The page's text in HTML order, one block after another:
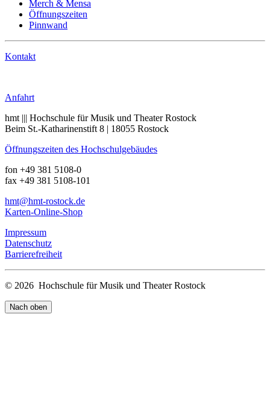
Merch & Mensa
Öffnungszeiten
Pinnwand
Kontakt
Anfahrt
hmt ||| Hochschule für Musik und Theater Rostock
Beim St.-Katharinenstift 8 | 18055 Rostock
Öffnungszeiten des Hochschulgebäudes
fon +49 381 5108-0
fax +49 381 5108-101
hmt@hmt-rostock.de
Karten-Online-Shop
Impressum
Datenschutz
Barrierefreiheit
© 2026 Hochschule für Musik und Theater Rostock
Nach oben